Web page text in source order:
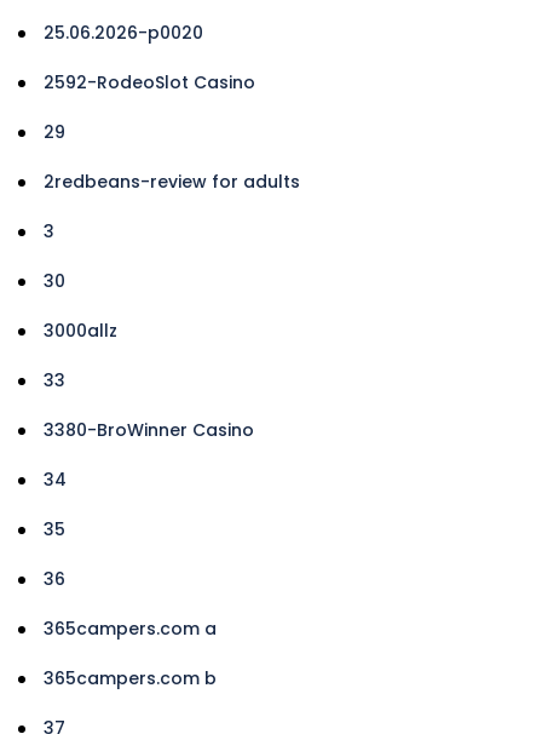
25.06.2026-p0020
2592-RodeoSlot Casino
29
2redbeans-review for adults
3
30
3000allz
33
3380-BroWinner Casino
34
35
36
365campers.com a
365campers.com b
37